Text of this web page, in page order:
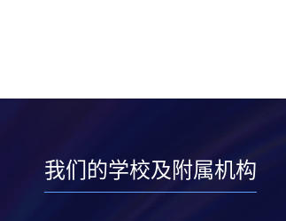
我们的学校及附属机构